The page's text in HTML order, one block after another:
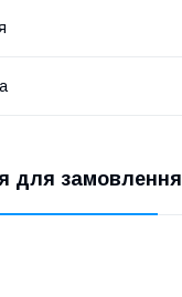
для замовлення